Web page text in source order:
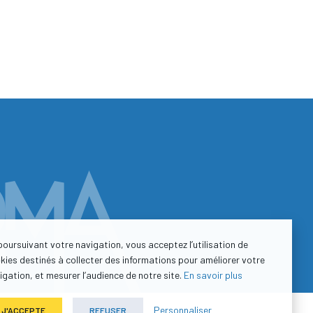
votre navigation, vous acceptez l’utilisation de
destinés à collecter des informations pour améliorer votre
et mesurer l’audience de notre site. En savoir plus
J'ACCEPTE REFUSER Personnaliser